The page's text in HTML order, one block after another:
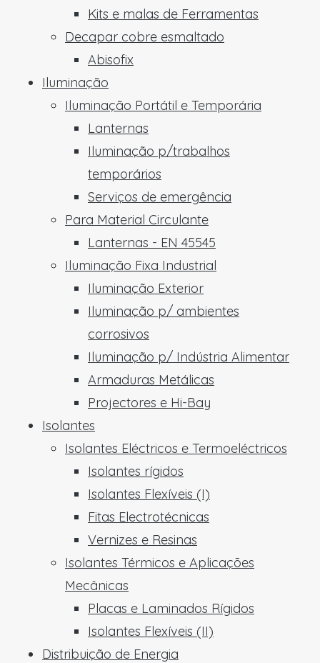
Kits e malas de Ferramentas
Decapar cobre esmaltado
Abisofix
Iluminação
Iluminação Portátil e Temporária
Lanternas
Iluminação p/trabalhos
temporários
Serviços de emergência
Para Material Circulante
Lanternas - EN 45545
Iluminação Fixa Industrial
Iluminação Exterior
Iluminação p/ ambientes
corrosivos
Iluminação p/ Indústria Alimentar
Armaduras Metálicas
Projectores e Hi-Bay
Isolantes
Isolantes Eléctricos e Termoeléctricos
Isolantes rígidos
Isolantes Flexíveis (I)
Fitas Electrotécnicas
Vernizes e Resinas
Isolantes Térmicos e Aplicações
Mecânicas
Placas e Laminados Rígidos
Isolantes Flexíveis (II)
Distribuição de Energia